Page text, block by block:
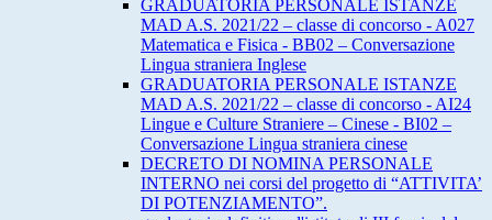
GRADUATORIA PERSONALE ISTANZE
MAD A.S. 2021/22 – classe di concorso - A027
Matematica e Fisica - BB02 – Conversazione
Lingua straniera Inglese
GRADUATORIA PERSONALE ISTANZE
MAD A.S. 2021/22 – classe di concorso - AI24
Lingue e Culture Straniere – Cinese - BI02 –
Conversazione Lingua straniera cinese
DECRETO DI NOMINA PERSONALE
INTERNO nei corsi del progetto di “ATTIVITA’
DI POTENZIAMENTO”.